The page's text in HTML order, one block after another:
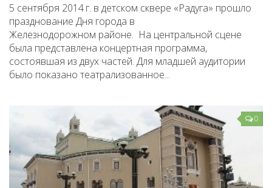
5 сентября 2014 г. в детском сквере «Радуга» прошло
празднование Дня города в
Железнодорожном районе. На центральной сцене
была представлена концертная программа,
состоявшая из двух частей. Для младшей аудитории
было показано театрализованное...
0